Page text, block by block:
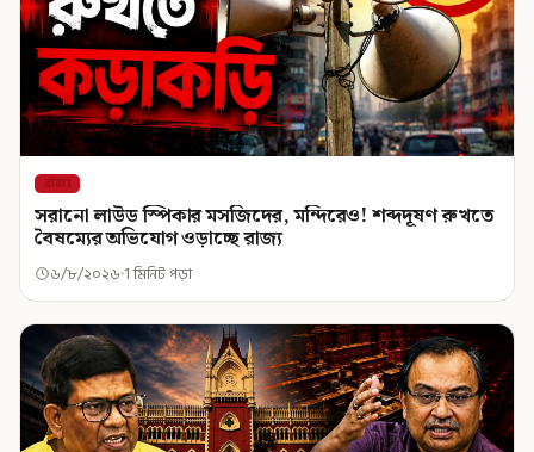
রাজ্য
সরানো লাউড স্পিকার মসজিদের, মন্দিরেও! শব্দদূষণ রুখতে
বৈষম্যের অভিযোগ ওড়াচ্ছে রাজ্য
৬/৮/২০২৬ 1 মিনিট পড়া